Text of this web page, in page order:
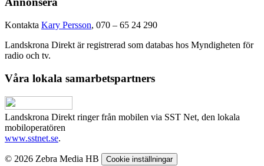
Kontakta Kary Persson, 070 – 65 24 290
Landskrona Direkt är registrerad som databas hos Myndigheten för
radio och tv.
Våra lokala samarbetspartners
Landskrona Direkt ringer från mobilen via SST Net, den lokala
mobiloperatören
www.sstnet.se.
© 2026 Zebra Media HB Cookie inställningar